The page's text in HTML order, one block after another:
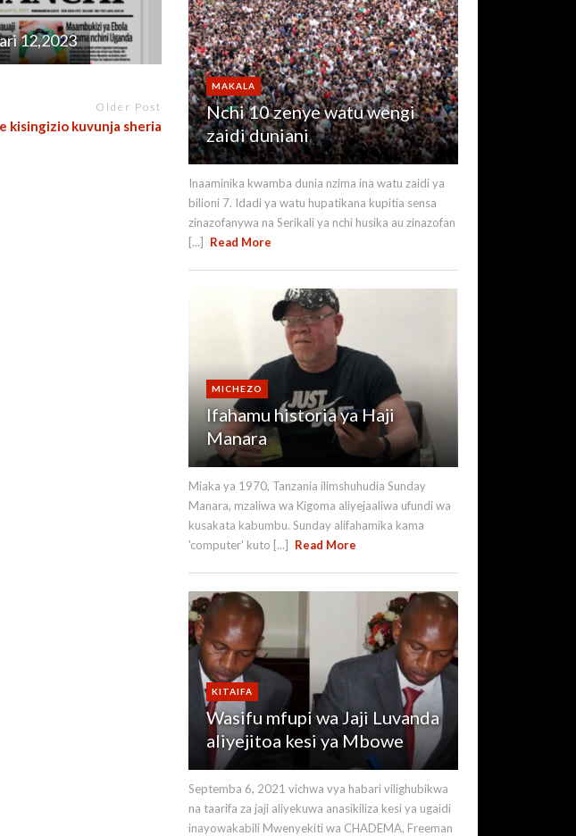
12,2023
Older Post
kisingizio kuvunja sheria
MAKALA
Nchi 10 zenye watu wengi
zaidi duniani
Inaaminika kwamba dunia nzima ina watu zaidi ya
bilioni 7. Idadi ya watu hupatikana kupitia sensa
zinazofanywa na Serikali ya nchi husika au zinazofan
[...]
Read More
MICHEZO
Ifahamu historia ya Haji
Manara
Miaka ya 1970, Tanzania ilimshuhudia Sunday
Manara, mzaliwa wa Kigoma aliyejaaliwa ufundi wa
kusakata kabumbu. Sunday alifahamika kama
'computer' kuto [...]
Read More
KITAIFA
Wasifu mfupi wa Jaji Luvanda
aliyejitoa kesi ya Mbowe
Septemba 6, 2021 vichwa vya habari vilighubikwa
na taarifa za jaji aliyekuwa anasikiliza kesi ya ugaidi
inayowakabili Mwenyekiti wa CHADEMA, Freeman